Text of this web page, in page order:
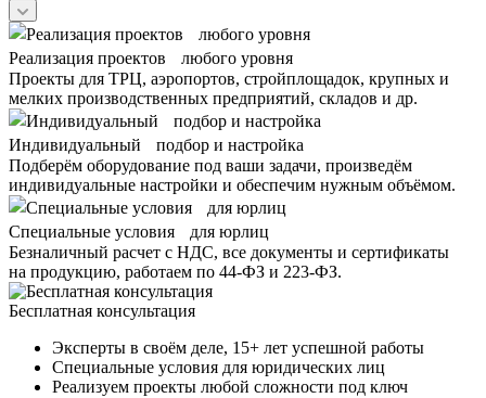
Реализация проектов любого уровня
Проекты для ТРЦ, аэропортов, стройплощадок, крупных и
мелких производственных предприятий, складов и др.
Индивидуальный подбор и настройка
Подберём оборудование под ваши задачи, произведём
индивидуальные настройки и обеспечим нужным объёмом.
Специальные условия для юрлиц
Безналичный расчет с НДС, все документы и сертификаты
на продукцию, работаем по 44-ФЗ и 223-ФЗ.
Бесплатная консультация
Эксперты в своём деле, 15+ лет успешной работы
Специальные условия для юридических лиц
Реализуем проекты любой сложности под ключ